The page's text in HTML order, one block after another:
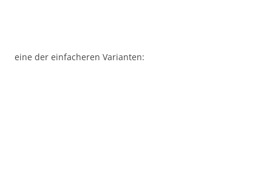
eine der einfacheren Varianten: